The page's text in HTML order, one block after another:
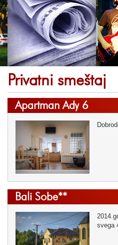
Privatni smeštaj
Apartman Ady 6
Bali Sobe**
svega